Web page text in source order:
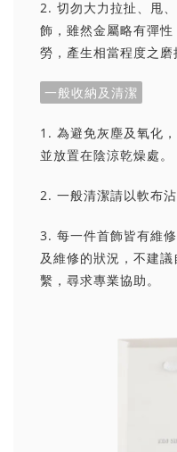
2. 切勿大力拉扯、甩
飾，雖然金屬略有彈
勞，產生相當程度之磨
一般收納及清潔
1. 為避免灰塵及氧化
並放置在陰涼乾燥處。
2. 一般清潔請以軟布
3. 每一件首飾皆有維
及維修的狀況，不建
繫，尋求專業協助。